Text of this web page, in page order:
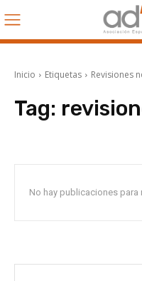
Inicio Etiquetas Revisiones
Tag:
No hay publicaciones para